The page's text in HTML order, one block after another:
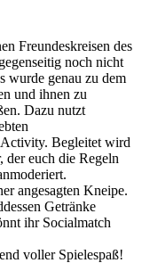
Freundeskreisen des
noch nicht
wurde genau zu dem
und ihnen zu
Dazu nutzt
Activity. Begleitet wird
der euch die Regeln
angesagten Kneipe.
Getränke
ihr Socialmatch
voller Spielespaß!